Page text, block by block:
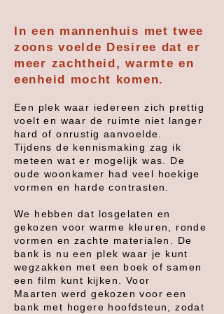
In een mannenhuis met twee
zoons voelde Desiree dat er
meer zachtheid, warmte en
eenheid mocht komen.
Een plek waar iedereen zich prettig
voelt en waar de ruimte niet langer
hard of onrustig aanvoelde.
Tijdens de kennismaking zag ik
meteen wat er mogelijk was. De
oude woonkamer had veel hoekige
vormen en harde contrasten.
We hebben dat losgelaten en
gekozen voor warme kleuren, ronde
vormen en zachte materialen. De
bank is nu een plek waar je kunt
wegzakken met een boek of samen
een film kunt kijken. Voor
Maarten werd gekozen voor een
bank met hogere hoofdsteun, zodat